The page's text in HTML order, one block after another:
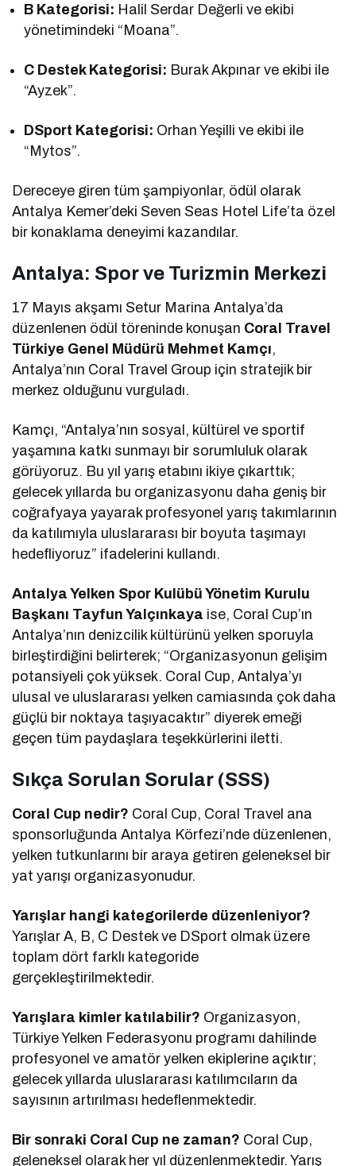
B Kategorisi: Halil Serdar Değerli ve ekibi
yönetimindeki “Moana”.
C Destek Kategorisi: Burak Akpınar ve ekibi ile
“Ayzek”.
DSport Kategorisi: Orhan Yeşilli ve ekibi ile
“Mytos”.
Dereceye giren tüm şampiyonlar, ödül olarak
Antalya Kemer’deki Seven Seas Hotel Life’ta özel
bir konaklama deneyimi kazandılar.
Antalya: Spor ve Turizmin Merkezi
17 Mayıs akşamı Setur Marina Antalya’da
düzenlenen ödül töreninde konuşan Coral Travel
Türkiye Genel Müdürü Mehmet Kamçı,
Antalya’nın Coral Travel Group için stratejik bir
merkez olduğunu vurguladı.
Kamçı, “Antalya’nın sosyal, kültürel ve sportif
yaşamına katkı sunmayı bir sorumluluk olarak
görüyoruz. Bu yıl yarış etabını ikiye çıkarttık;
gelecek yıllarda bu organizasyonu daha geniş bir
coğrafyaya yayarak profesyonel yarış takımlarının
da katılımıyla uluslararası bir boyuta taşımayı
hedefliyoruz” ifadelerini kullandı.
Antalya Yelken Spor Kulübü Yönetim Kurulu
Başkanı Tayfun Yalçınkaya ise, Coral Cup’ın
Antalya’nın denizcilik kültürünü yelken sporuyla
birleştirdiğini belirterek; “Organizasyonun gelişim
potansiyeli çok yüksek. Coral Cup, Antalya’yı
ulusal ve uluslararası yelken camiasında çok daha
güçlü bir noktaya taşıyacaktır” diyerek emeği
geçen tüm paydaşlara teşekkürlerini iletti.
Sıkça Sorulan Sorular (SSS)
Coral Cup nedir? Coral Cup, Coral Travel ana
sponsorluğunda Antalya Körfezi’nde düzenlenen,
yelken tutkunlarını bir araya getiren geleneksel bir
yat yarışı organizasyonudur.
Yarışlar hangi kategorilerde düzenleniyor?
Yarışlar A, B, C Destek ve DSport olmak üzere
toplam dört farklı kategoride
gerçekleştirilmektedir.
Yarışlara kimler katılabilir? Organizasyon,
Türkiye Yelken Federasyonu programı dahilinde
profesyonel ve amatör yelken ekiplerine açıktır;
gelecek yıllarda uluslararası katılımcıların da
sayısının artırılması hedeflenmektedir.
Bir sonraki Coral Cup ne zaman? Coral Cup,
geleneksel olarak her yıl düzenlenmektedir. Yarış